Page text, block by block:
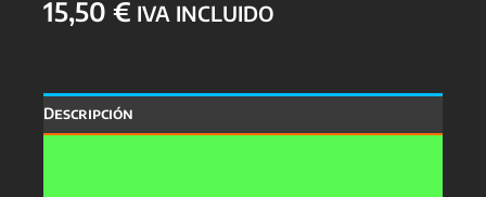
cantidad
15,50 € IVA INCLUIDO
Descripción